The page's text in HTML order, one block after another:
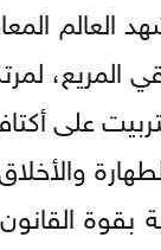
على